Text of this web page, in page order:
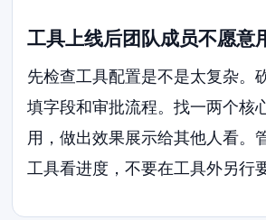
工具上线后团队成员不愿意
先检查工具配置是不是太复杂。
填字段和审批流程。找一两个核
用，做出效果展示给其他人看。
工具看进度，不要在工具外另行